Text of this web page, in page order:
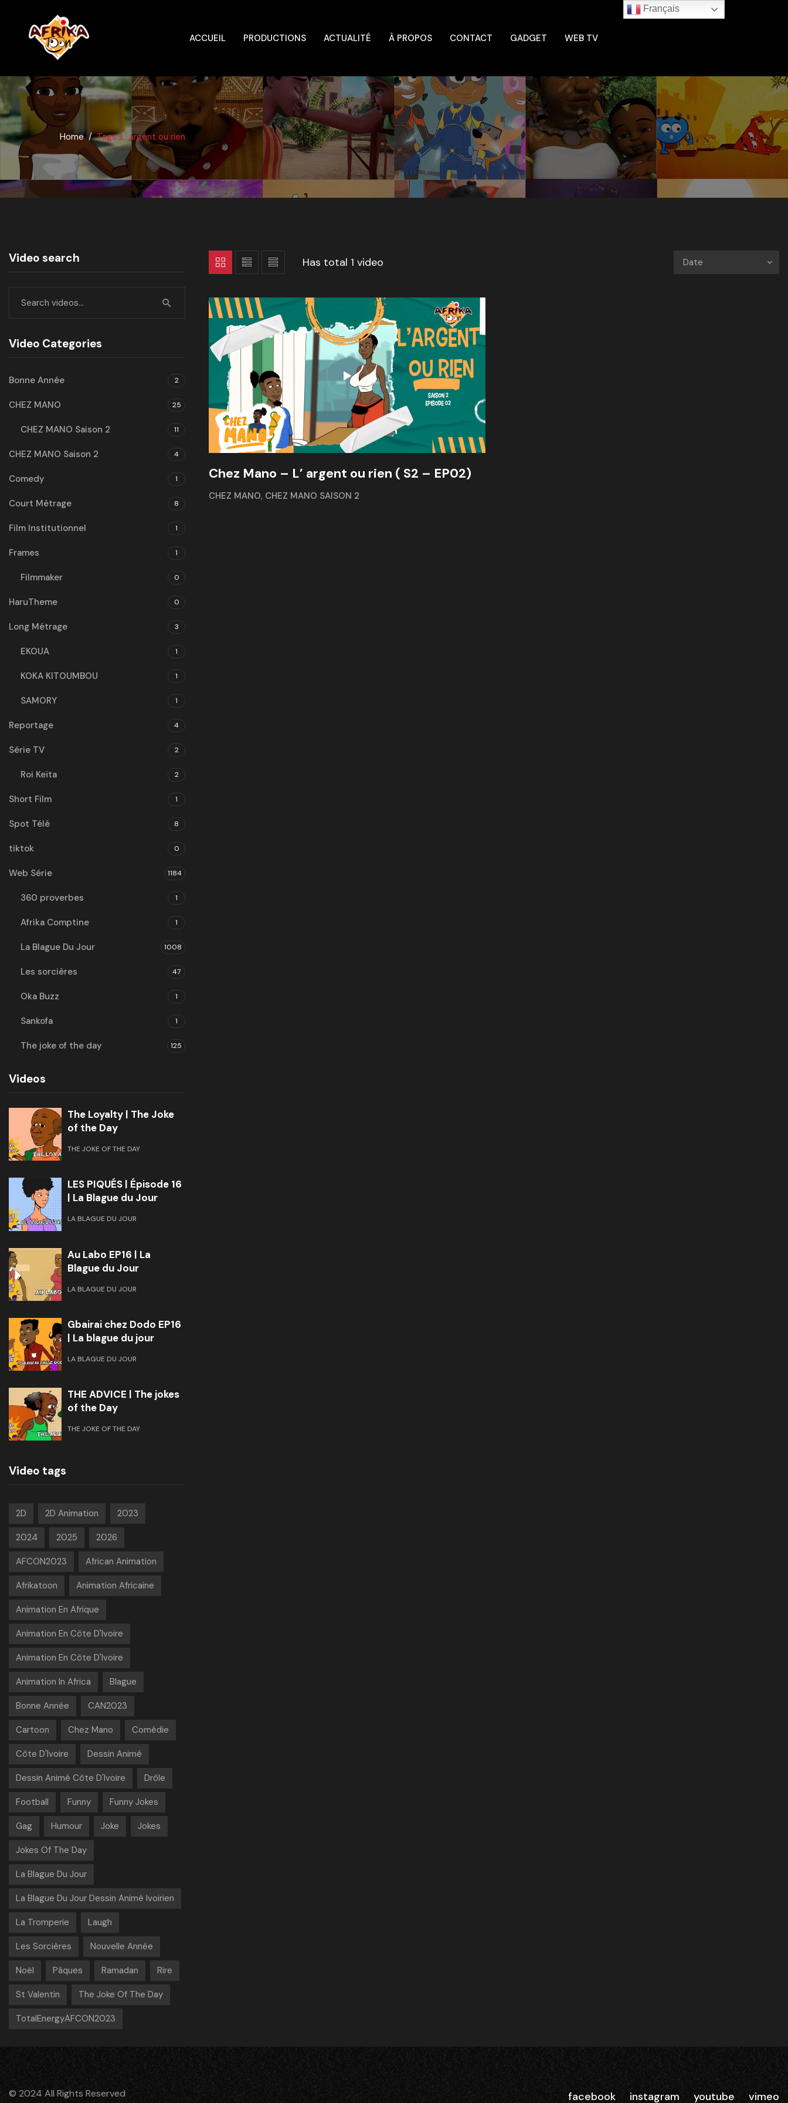
ACCUEIL PRODUCTIONS ACTUALITÉ À PROPOS CONTACT GADGET WEB TV
Home Tags: L' argent ou rien
Has total 1 video Date
Chez Mano – L’ argent ou rien ( S2 – EP02)
CHEZ MANO, CHEZ MANO SAISON 2
Video search
Video Categories
Bonne Année 2
CHEZ MANO 25
CHEZ MANO Saison 2 11
CHEZ MANO Saison 2 4
Comedy 1
Court Métrage 8
Film Institutionnel 1
Frames 1
Filmmaker 0
HaruTheme 0
Long Métrage 3
EKOUA 1
KOKA KITOUMBOU 1
SAMORY 1
Reportage 4
Série TV 2
Roi Keïta 2
Short Film 1
Spot Télé 8
tiktok 0
Web Série 1184
360 proverbes 1
Afrika Comptine 1
La Blague Du Jour 1008
Les sorcières 47
Oka Buzz 1
Sankofa 1
The joke of the day 125
Videos
The Loyalty | The Joke
of the Day
THE JOKE OF THE DAY
LES PIQUÉS | Épisode 16
| La Blague du Jour
LA BLAGUE DU JOUR
Au Labo EP16 | La
Blague du Jour
LA BLAGUE DU JOUR
Gbairai chez Dodo EP16
| La blague du jour
LA BLAGUE DU JOUR
THE ADVICE | The jokes
of the Day
THE JOKE OF THE DAY
Video tags
2D 2D Animation 2023
2024 2025 2026
AFCON2023 African Animation
Afrikatoon Animation Africaine
Animation En Afrique
Animation En Côte D'Ivoire
Animation En Côte D'Ivoire
Animation In Africa Blague
Bonne Année CAN2023
Cartoon Chez Mano Comédie
Côte D'Ivoire Dessin Animé
Dessin Animé Côte D'Ivoire Drôle
Football Funny Funny Jokes
Gag Humour Joke Jokes
Jokes Of The Day
La Blague Du Jour
La Blague Du Jour Dessin Animé Ivoirien
La Tromperie Laugh
Les Sorcières Nouvelle Année
Noël Pâques Ramadan Rire
St Valentin The Joke Of The Day
TotalEnergyAFCON2023
© 2024 All Rights Reserved facebook instagram youtube vimeo
Français